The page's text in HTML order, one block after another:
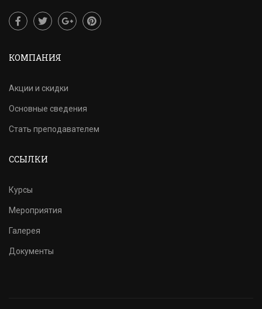
КОМПАНИЯ
Акции и скидки
Основные сведения
Стать преподавателем
ССЫЛКИ
Курсы
Мероприятия
Галерея
Документы